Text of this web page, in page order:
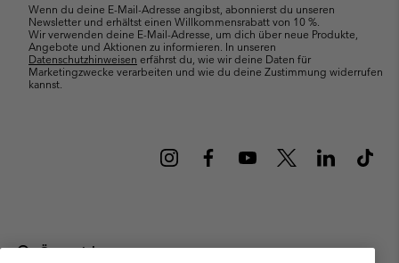
Wenn du deine E-Mail-Adresse angibst, abonnierst du unseren
Newsletter und erhältst einen Willkommensrabatt von 10 %.
Wir verwenden deine E-Mail-Adresse, um dich über neue Produkte,
Angebote und Aktionen zu informieren. In unseren
Datenschutzhinweisen erfährst du, wie wir deine Daten für
Marketingzwecke verarbeiten und wie du deine Zustimmung widerrufen
kannst.
Österreich